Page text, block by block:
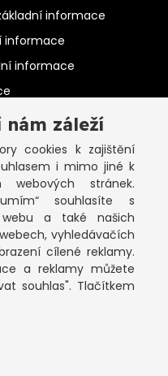
informace
informace
informace
cookies
nám záleží
cookies k zajištění
i mimo jiné k
webových stránek.
souhlasíte s
webu a také našich
vyhledávačích
cílené reklamy.
a reklamy můžete
souhlas". Tlačítkem